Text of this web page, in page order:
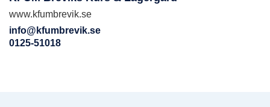
www.kfumbrevik.se
info@kfumbrevik.se
0125-51018